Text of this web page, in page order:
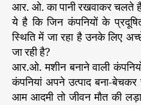
आर. ओ. का पानी रखवाकर चलते
ये है कि जिन कंपनियों के
स्थिति में जा रहा है उनके लिए
जा रही है?
आर.ओ. मशीन बनाने वाली
कंपनियां अपने उत्पाद बना-बेचकर
आम आदमी तो जीवन मौत की